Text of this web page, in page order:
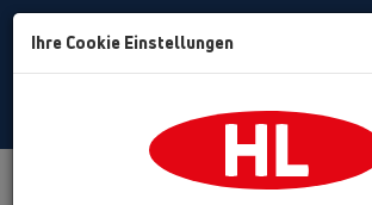
Ihre Cookie Einstellungen